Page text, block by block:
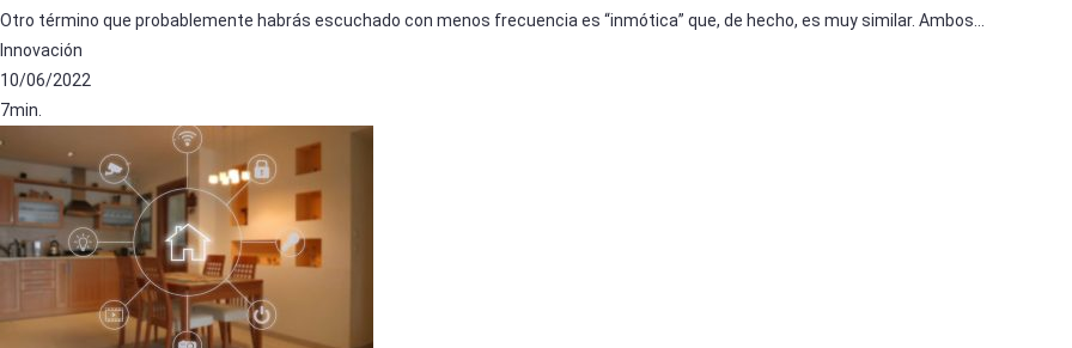
Otro término que probablemente habrás escuchado con menos frecuencia es “inmótica” que, de hecho, es muy similar. Ambos…
Innovación
10/06/2022
7min.